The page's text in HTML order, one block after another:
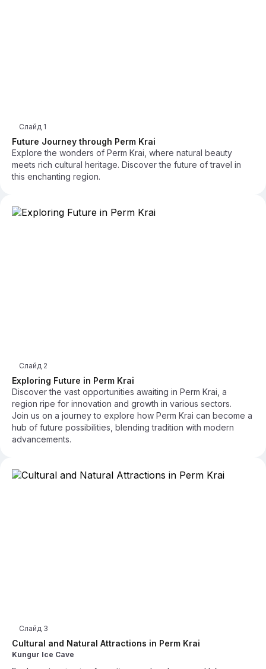
Future Journey through Perm Krai
Слайд 1
Explore the wonders of Perm Krai, where natural beauty
meets rich cultural heritage. Discover the future of travel in
this enchanting region.
Exploring Future in Perm Krai
Слайд 2
Discover the vast opportunities awaiting in Perm Krai, a
region ripe for innovation and growth in various sectors.
Join us on a journey to explore how Perm Krai can become a
hub of future possibilities, blending tradition with modern
advancements.
Cultural and Natural Attractions in Perm Krai
Слайд 3
Kungur Ice Cave